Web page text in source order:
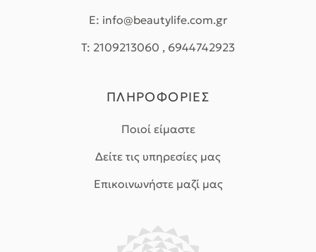
E: info@beautylife.com.gr
T: 2109213060 , 6944742923
ΠΛΗΡΟΦΟΡΙΕΣ
Ποιοί είμαστε
Δείτε τις υπηρεσίες μας
Επικοινωνήστε μαζί μας